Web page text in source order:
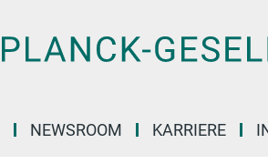
NEWSROOM KARRIERE